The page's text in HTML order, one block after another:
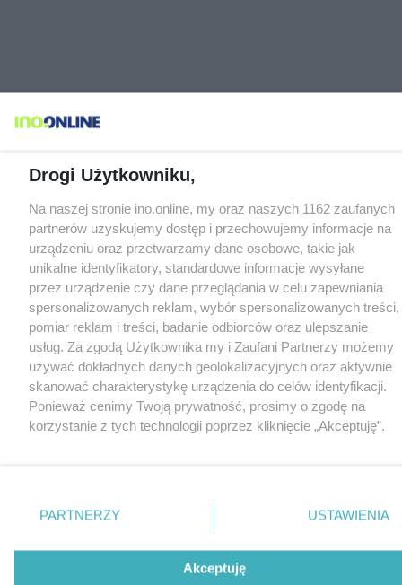
Drogi Użytkowniku,
Na naszej stronie ino.online, my oraz naszych 1162 zaufanych
partnerów uzyskujemy dostęp i przechowujemy informacje na
urządzeniu oraz przetwarzamy dane osobowe, takie jak
unikalne identyfikatory, standardowe informacje wysyłane
przez urządzenie czy dane przeglądania w celu zapewniania
spersonalizowanych reklam, wybór spersonalizowanych treści,
pomiar reklam i treści, badanie odbiorców oraz ulepszanie
usług. Za zgodą Użytkownika my i Zaufani Partnerzy możemy
używać dokładnych danych geolokalizacyjnych oraz aktywnie
skanować charakterystykę urządzenia do celów identyfikacji.
Ponieważ cenimy Twoją prywatność, prosimy o zgodę na
korzystanie z tych technologii poprzez kliknięcie „Akceptuję”.
nie wymagają zgody użytkownika, ale masz prawo sprzeciwić
się takiemu przetwarzaniu. Preferencje będą miały
Zapoznaj się z poniższymi informacjami, abyś mógł świadomie
PARTNERZY USTAWIENIA
Akceptuję